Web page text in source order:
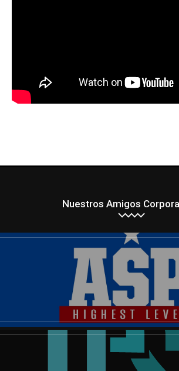
Nuestros Amigos